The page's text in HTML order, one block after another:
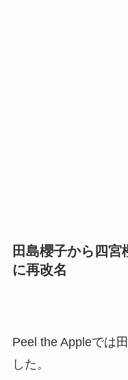
田島櫻子から四
に再改名
Peel the Appleでは
した。